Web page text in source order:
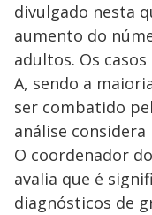
divulgado nesta
aumento do
adultos. Os
A, sendo a
ser combatido
análise
O coordenador
avalia que é
diagnósticos de